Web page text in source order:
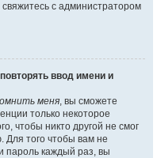
с администратором
ввод имени и
меня, вы сможете
только некоторое
чтобы никто другой не смог
Для того чтобы вам не
пароль каждый раз, вы